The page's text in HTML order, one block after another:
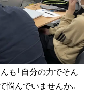
も「自分の力でそん
悩んでいませんか。